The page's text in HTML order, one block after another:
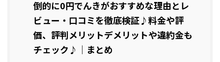
倒的に0円でんきがおすすめな理由とレ
ビュー・口コミを徹底検証♪料金や評
価、評判メリットデメリットや違約金も
チェック♪｜まとめ